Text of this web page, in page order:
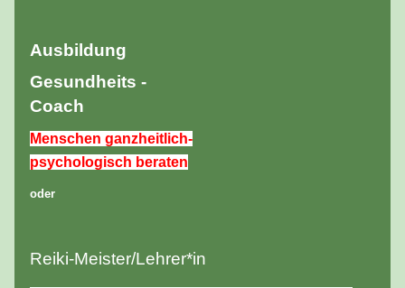
Ausbildung
Gesundheits -
Coach
Menschen ganzheitlich-
psychologisch beraten
oder
Reiki-Meister/Lehrer*in